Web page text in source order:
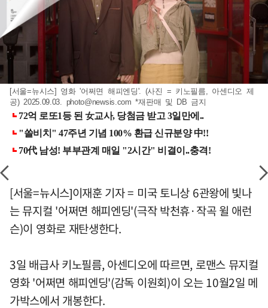
[서울=뉴시스] 영화 '어쩌면 해피엔딩'. (사진 = 키노필름, 아센디오 제
공) 2025.09.03. photo@newsis.com *재판매 및 DB 금지
[서울=뉴시스]이재훈 기자 = 미국 토니상 6관왕에 빛나
는 뮤지컬 '어쩌면 해피엔딩'(극작 박천휴·작곡 윌 애런
슨)이 영화로 재탄생한다.
3일 배급사 키노필름, 아센디오에 따르면, 로맨스 뮤지컬
영화 '어쩌면 해피엔딩'(감독 이원회)이 오는 10월2일 메
가박스에서 개봉한다.